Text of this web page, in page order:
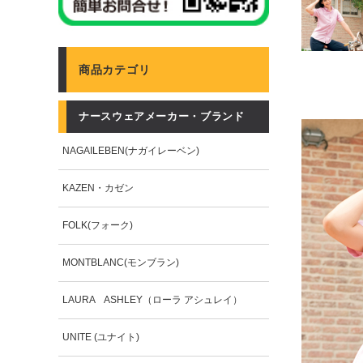
商品カテゴリ
ナースウェアメーカー・ブランド
NAGAILEBEN(ナガイレーベン)
KAZEN・カゼン
FOLK(フォーク)
MONTBLANC(モンブラン)
LAURA ASHLEY（ローラ アシュレイ）
UNITE (ユナイト)